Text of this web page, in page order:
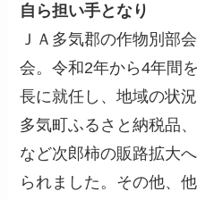
自ら担い手となり
ＪＡ多気郡の作物別部
会。令和2年から4年間
長に就任し、地域の状
多気町ふるさと納税品
など次郎柿の販路拡大
られました。その他、